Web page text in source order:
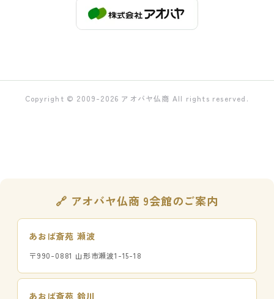
Copyright © 2009-2026 アオバヤ仏商 All rights reserved.
🔗 アオバヤ仏商 9会館のご案内
あおば斎苑 瀬波
〒990-0881 山形市瀬波1-15-18
あおば斎苑 鈴川